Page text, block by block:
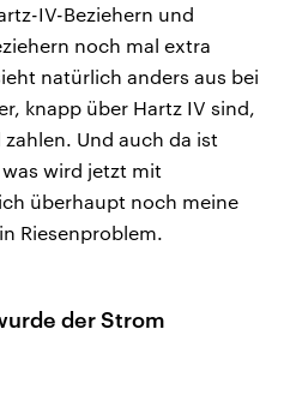
IV-Beziehern und
noch mal extra
natürlich anders aus bei
knapp über Hartz IV sind,
Und auch da ist
wird jetzt mit
überhaupt noch meine
Riesenproblem.
der Strom